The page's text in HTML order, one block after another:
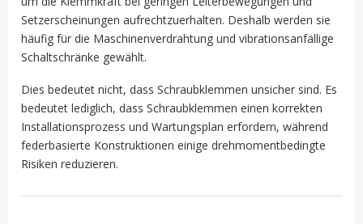
Setzerscheinungen aufrechtzuerhalten. Deshalb werden sie
häufig für die Maschinenverdrahtung und vibrationsanfällige
Schaltschränke gewählt.
Dies bedeutet nicht, dass Schraubklemmen unsicher sind. Es
bedeutet lediglich, dass Schraubklemmen einen korrekten
Installationsprozess und Wartungsplan erfordern, während
federbasierte Konstruktionen einige drehmomentbedingte
Risiken reduzieren.